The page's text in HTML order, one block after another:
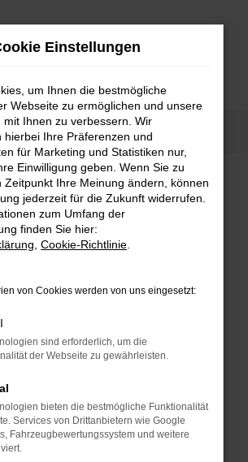
Showroom Fahrzeugbestand
Autoland finden Sie eine große
an Marken und Modellen.
NETWORK
ein Fehler aufgetreten.
paar Tipps, die dir helfen
Einstellungen
um Ihnen die bestmögliche
Webseite zu ermöglichen und unsere
mit Ihnen zu verbessern. Wir
hierbei Ihre Präferenzen und
für Marketing und Statistiken nur,
Einwilligung geben. Wenn Sie zu
Zeitpunkt Ihre Meinung ändern, können
jederzeit für die Zukunft widerrufen.
zum Umfang der
finden Sie hier:
Cookie-Richtlinie
von Cookies werden von uns eingesetzt:
sind erforderlich, um die
der Webseite zu gewährleisten.
bieten die bestmögliche Funktionalität
Services von Drittanbietern wie Google
Fahrzeugbewertungssystem und weitere